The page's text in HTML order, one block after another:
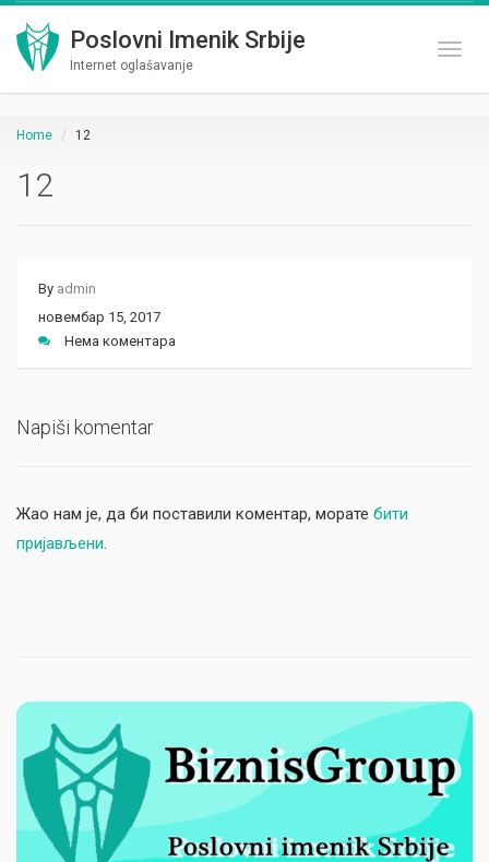
Poslovni Imenik Srbije
Internet oglašavanje
Home 12
12
By admin
новембар 15, 2017
Нема коментара
Napiši komentar
Жао нам је, да би поставили коментар, морате бити
пријављени.